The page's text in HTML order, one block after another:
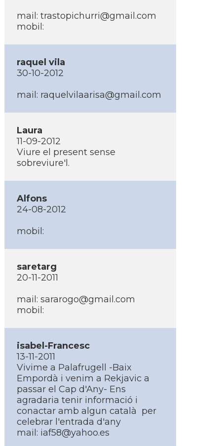
mail: trastopichurri@gmail.com
mobil:
raquel vila
30-10-2012
mail: raquelvilaarisa@gmail.com
Laura
11-09-2012
Viure el present sense
sobreviure'l.
Alfons
24-08-2012
mobil:
saretarg
20-11-2011
mail: sararogo@gmail.com
mobil:
isabel-Francesc
13-11-2011
Vivime a Palafrugell -Baix
Empordà i venim a Rekjavic a
passar el Cap d'Any- Ens
agradaria tenir informació i
conactar amb algun català per
celebrar l'entrada d'any
mail: iaf58@yahoo.es